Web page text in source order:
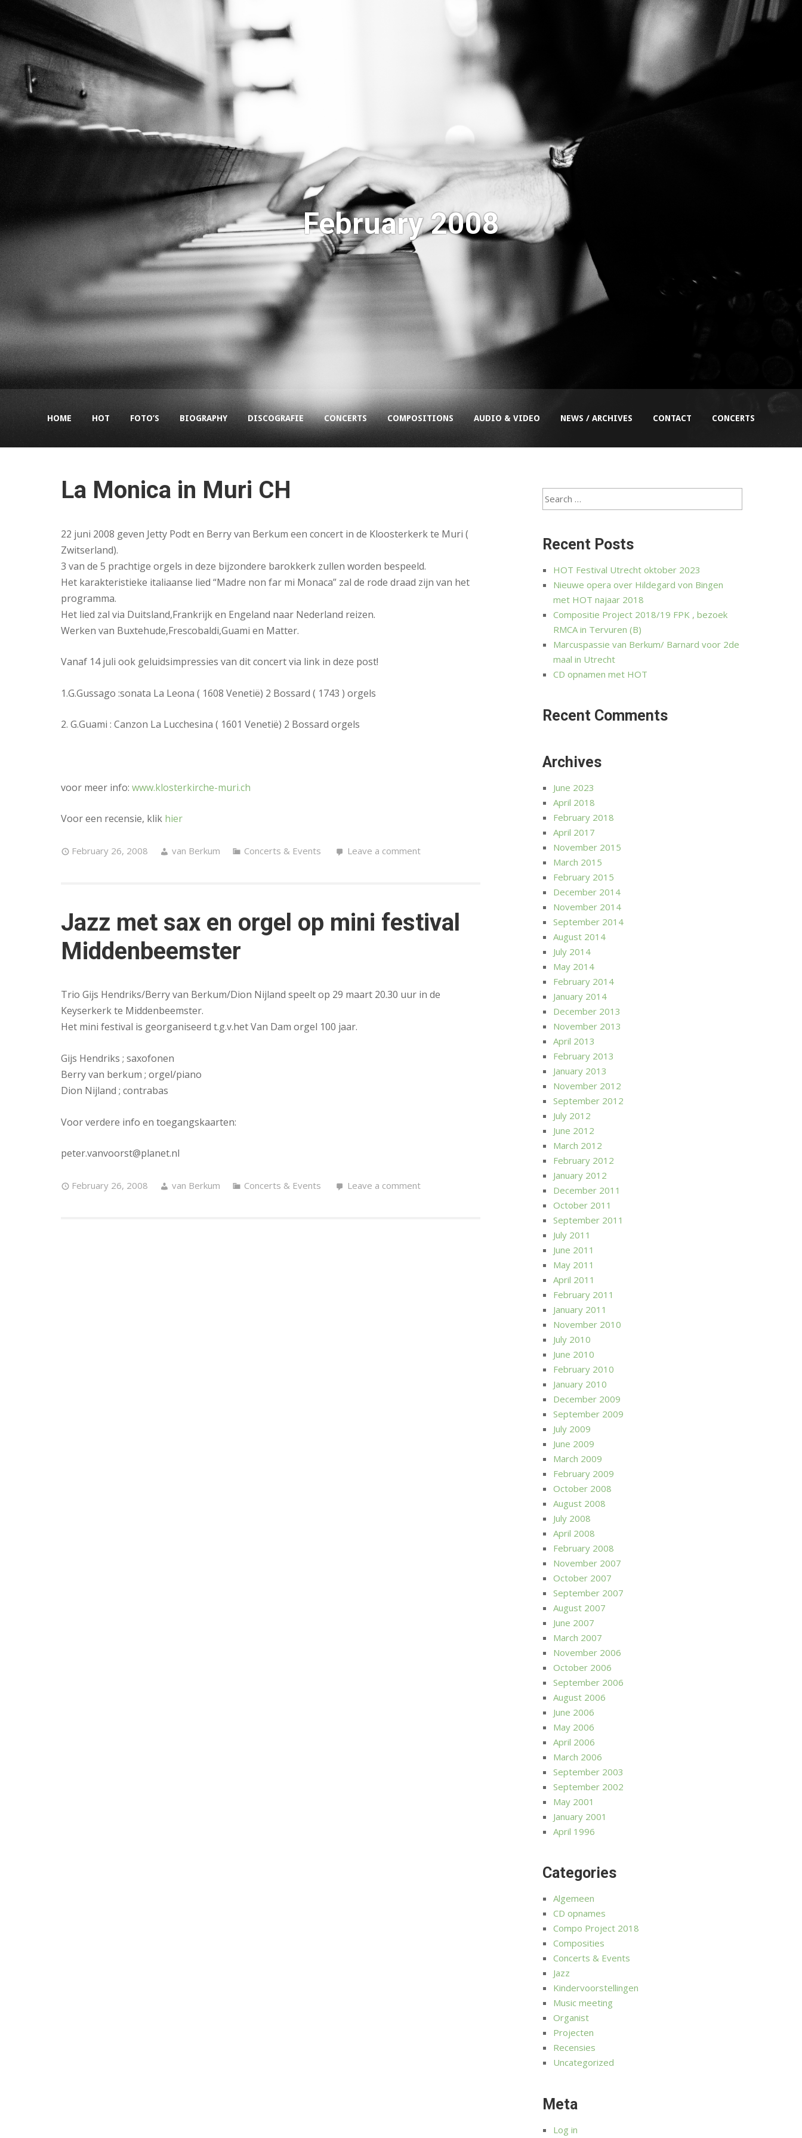
HOME HOT FOTO’S BIOGRAPHY DISCOGRAFIE CONCERTS COMPOSITIONS AUDIO & VIDEO NEWS / ARCHIVES CONTACT CONCERTS
February 2008
La Monica in Muri CH
22 juni 2008 geven Jetty Podt en Berry van Berkum een concert in de Kloosterkerk te Muri (
Zwitserland).
3 van de 5 prachtige orgels in deze bijzondere barokkerk zullen worden bespeeld.
Het karakteristieke italiaanse lied “Madre non far mi Monaca” zal de rode draad zijn van het
programma.
Het lied zal via Duitsland,Frankrijk en Engeland naar Nederland reizen.
Werken van Buxtehude,Frescobaldi,Guami en Matter.
Vanaf 14 juli ook geluidsimpressies van dit concert via link in deze post!
1.G.Gussago :sonata La Leona ( 1608 Venetië) 2 Bossard ( 1743 ) orgels
2. G.Guami : Canzon La Lucchesina ( 1601 Venetië) 2 Bossard orgels
voor meer info: www.klosterkirche-muri.ch
Voor een recensie, klik hier
February 26, 2008 van Berkum Concerts & Events Leave a comment
Jazz met sax en orgel op mini festival
Middenbeemster
Trio Gijs Hendriks/Berry van Berkum/Dion Nijland speelt op 29 maart 20.30 uur in de
Keyserkerk te Middenbeemster.
Het mini festival is georganiseerd t.g.v.het Van Dam orgel 100 jaar.
Gijs Hendriks ; saxofonen
Berry van berkum ; orgel/piano
Dion Nijland ; contrabas
Voor verdere info en toegangskaarten:
peter.vanvoorst@planet.nl
February 26, 2008 van Berkum Concerts & Events Leave a comment
Recent Posts
HOT Festival Utrecht oktober 2023
Nieuwe opera over Hildegard von Bingen
met HOT najaar 2018
Compositie Project 2018/19 FPK , bezoek
RMCA in Tervuren (B)
Marcuspassie van Berkum/ Barnard voor 2de
maal in Utrecht
CD opnamen met HOT
Recent Comments
Archives
June 2023
April 2018
February 2018
April 2017
November 2015
March 2015
February 2015
December 2014
November 2014
September 2014
August 2014
July 2014
May 2014
February 2014
January 2014
December 2013
November 2013
April 2013
February 2013
January 2013
November 2012
September 2012
July 2012
June 2012
March 2012
February 2012
January 2012
December 2011
October 2011
September 2011
July 2011
June 2011
May 2011
April 2011
February 2011
January 2011
November 2010
July 2010
June 2010
February 2010
January 2010
December 2009
September 2009
July 2009
June 2009
March 2009
February 2009
October 2008
August 2008
July 2008
April 2008
February 2008
November 2007
October 2007
September 2007
August 2007
June 2007
March 2007
November 2006
October 2006
September 2006
August 2006
June 2006
May 2006
April 2006
March 2006
September 2003
September 2002
May 2001
January 2001
April 1996
Categories
Algemeen
CD opnames
Compo Project 2018
Composities
Concerts & Events
Jazz
Kindervoorstellingen
Music meeting
Organist
Projecten
Recensies
Uncategorized
Meta
Log in